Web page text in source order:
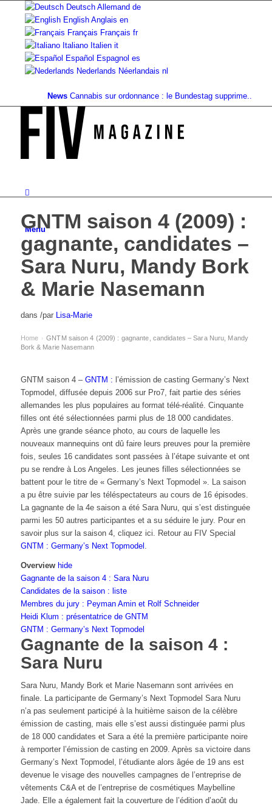
Deutsch Allemand de
English Anglais en
Français Français fr
Italiano Italien it
Español Espagnol es
Nederlands Néerlandais nl
News Cannabis sur ordonnance : le Bundestag supprime...Valeur
Menu
GNTM saison 4 (2009) :
gagnante, candidates –
Sara Nuru, Mandy Bork
& Marie Nasemann
dans /par Lisa-Marie
Home › GNTM saison 4 (2009) : gagnante, candidates – Sara Nuru, Mandy
Bork & Marie Nasemann
GNTM saison 4 – GNTM : l’émission de casting Germany’s Next
Topmodel, diffusée depuis 2006 sur Pro7, fait partie des séries
allemandes les plus populaires au format télé-réalité. Cinquante
filles ont été sélectionnées parmi plus de 18 000 candidates.
Après une grande séance photo, au cours de laquelle les
nouveaux mannequins ont dû faire leurs preuves pour la première
fois, seules 16 candidates sont passées à l’étape suivante et ont
pu se rendre à Los Angeles. Les jeunes filles sélectionnées se
battent pour le titre de « Germany’s Next Topmodel ». La saison
a pu être suivie par les téléspectateurs au cours de 16 épisodes.
La gagnante de la 4e saison a été Sara Nuru, qui s’est distinguée
parmi les 50 autres participantes et a su séduire le jury. Pour en
savoir plus sur la saison 4, cliquez ici. Retour au FIV Special
GNTM : Germany’s Next Topmodel .
Overview hide
Gagnante de la saison 4 : Sara Nuru
Candidates de la saison : liste
Membres du jury : Peyman Amin et Rolf Schneider
Heidi Klum : présentatrice de GNTM
GNTM : Germany’s Next Topmodel
Gagnante de la saison 4 :
Sara Nuru
Sara Nuru, Mandy Bork et Marie Nasemann sont arrivées en
finale. La participante de Germany’s Next Topmodel Sara Nuru
n’a pas seulement participé à la huitième saison de la célèbre
émission de casting, mais elle s’est aussi distinguée parmi plus
de 18 000 candidates et Sara a été la première participante noire
à remporter l’émission de casting en 2009. Après sa victoire dans
Germany’s Next Topmodel, l’étudiante alors âgée de 19 ans est
devenue le visage des nouvelles campagnes de l’entreprise de
vêtements C&A et de l’entreprise de cosmétiques Maybelline
Jade. Elle a également fait la couverture de l’édition d’août du